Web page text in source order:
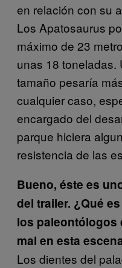
en relación con su
Los Apatosaurus
máximo de 23
unas 18 toneladas.
tamaño pesaría
cualquier caso,
encargado del
parque hiciera
resistencia de las
Bueno, éste es
del trailer. ¿Qué
los paleontólogos
mal en esta
Los dientes del